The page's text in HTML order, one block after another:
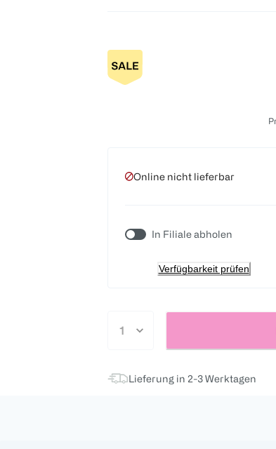
Online nicht lieferbar
In Filiale abholen
Verfügbarkeit prüfen
Lieferung in 2-3 Werktagen